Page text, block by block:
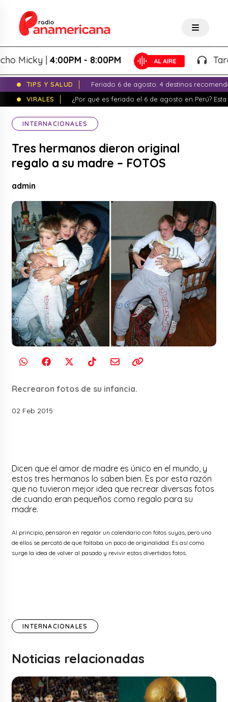
|4:00PM - 8:00PM
TIPS Y SALUD
Feriado 6 de agosto: 4 destinos
VIRALES
¿Por qué es feriado el 6 de agosto en Perú?
INTERNACIONALES
Tres hermanos dieron original
regalo a su madre – FOTOS
admin
Recrearon fotos de su infancia.
02 Feb 2015
Dicen que el amor de madre es único en el mundo, y
estos tres hermanos lo saben bien. Es por esta razón
que no tuvieron mejor idea que recrear diversas fotos
de cuando eran pequeños como regalo para su
madre.
Al principio, pensaron en regalar un calendario con fotos suyas, pero uno
de ellos se percató de que faltaba un poco de originalidad. Es así como
surge la idea de volver al pasado y revivir estas divertidas fotos.
INTERNACIONALES
Noticias relacionadas